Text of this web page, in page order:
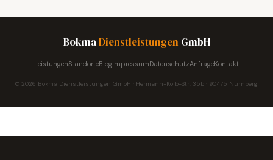
BokmaDienstleistungen GmbH
LeistungenStandorteBlogImpressumDatenschutzAnfrageKontakt
© 2026 Bokma Dienstleistungen GmbH · Hermann-Kolb-Str. 35b · 90475 Nürnberg